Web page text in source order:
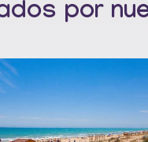
por